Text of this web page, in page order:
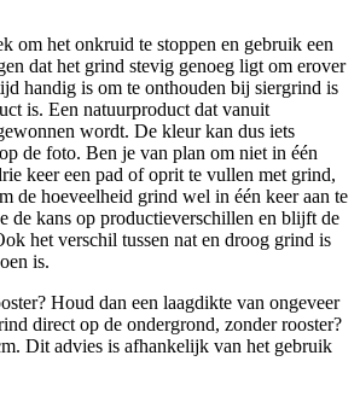
om het onkruid te stoppen en gebruik een
dat het grind stevig genoeg ligt om erover
handig is om te onthouden bij siergrind is
is. Een natuurproduct dat vanuit
wordt. De kleur kan dus iets
de foto. Ben je van plan om niet in één
keer een pad of oprit te vullen met grind,
de hoeveelheid grind wel in één keer aan te
de kans op productieverschillen en blijft de
het verschil tussen nat en droog grind is
is.
Houd dan een laagdikte van ongeveer
direct op de ondergrond, zonder rooster?
Dit advies is afhankelijk van het gebruik